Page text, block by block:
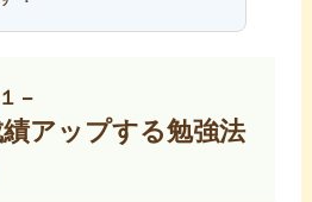
–
アップする勉強法